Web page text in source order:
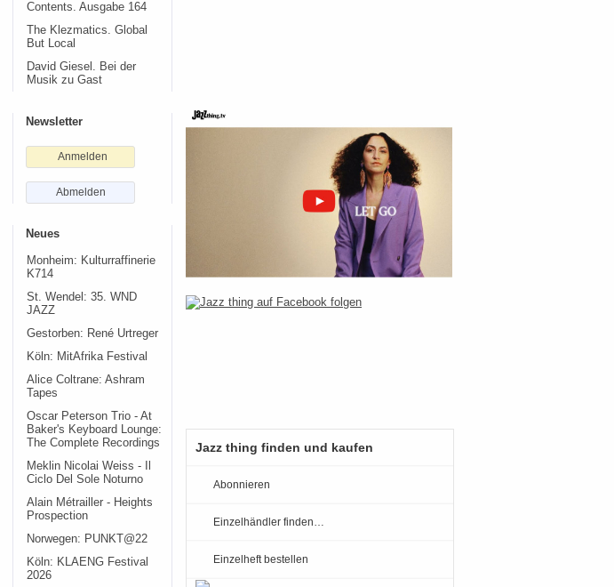
Contents. Ausgabe 164
The Klezmatics. Global
But Local
David Giesel. Bei der
Musik zu Gast
Newsletter
Anmelden
Abmelden
Neues
Monheim: Kulturraffinerie
K714
St. Wendel: 35. WND
JAZZ
Gestorben: René Urtreger
Köln: MitAfrika Festival
Alice Coltrane: Ashram
Tapes
Oscar Peterson Trio - At
Baker's Keyboard Lounge:
The Complete Recordings
Meklin Nicolai Weiss - Il
Ciclo Del Sole Noturno
Alain Métrailler - Heights
Prospection
Norwegen: PUNKT@22
Köln: KLAENG Festival
2026
Jazz thing finden und kaufen
Abonnieren
Einzelhändler finden…
Einzelheft bestellen